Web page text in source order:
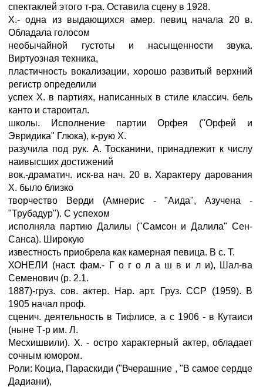
спектаклей этого т-ра. Оставила сцену в 1928.
X.- одна из выдающихся амер. певиц начала 20 в.
Обладала голосом
необычайной густоты и насыщенности звука.
Виртуозная техника,
пластичность вокализации, хорошо развитый верхний
регистр определили
успех X. в партиях, написанных в стиле классич. бель
канто и староитал.
школы. Исполнение партии Орфея ("Орфей и
Эвридика" Глюка), к-рую X.
разучила под рук. А. Тосканини, принадлежит к числу
наивысших достижений
вок.-драматич. иск-ва нач. 20 в. Характеру дарования
X. было близко
творчество Верди (Амнерис - "Аида", Азучена -
"Трубадур"). С успехом
исполняла партию Далилы ("Самсон и Далила" Сен-
Санса). Широкую
известность приобрела как камерная певица. В с. Т.
ХОНЕЛИ (наст. фам.- Г о г о л а ш в и л и), Шал-ва
Семенович (р. 2.1.
1887)-груз. сов. актер. Нар. арт. Груз. ССР (1959). В
1905 начал проф.
сценич. деятельность в Тифлисе, а с 1906 - в Кутаиси
(ныне Т-р им. Л.
Месхишвили). X. - остро характерный актер, обладает
сочным юмором.
Роли: Коциа, Параскиди ("Вчерашние , "В самое сердце
Дадиани),